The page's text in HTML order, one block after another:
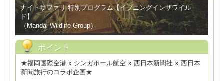
ナイトサファリ 特別プログラム【イブニングインザワイル
ド】
（Mandai Wildlife Group）
ポイント
★福岡国際空港 x シンガポール航空 ⅹ 西日本新聞社 ⅹ 西日本
新聞旅行のコラボ企画★